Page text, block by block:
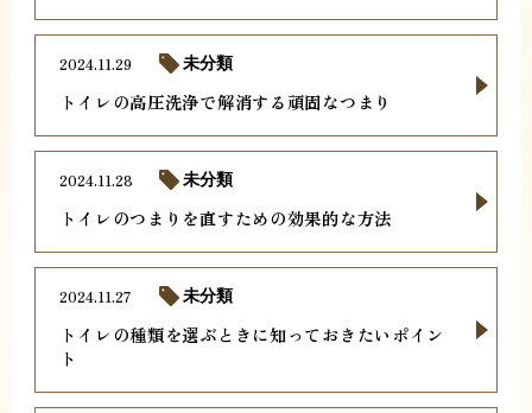
トイレの高圧洗浄で解消する頑固なつまり
2024.11.29 未分類
トイレのつまりを直すための効果的な方法
2024.11.28 未分類
トイレの種類を選ぶときに知っておきたいポイン
ト
2024.11.27 未分類